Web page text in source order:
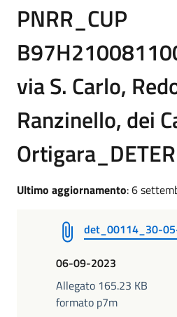
PNRR_CUP
via S. Carlo,
Ranzinello, dei
Ultimo aggiornamento: 6
det_00114_30-
06-09-2023
Allegato 165.23 KB
formato p7m